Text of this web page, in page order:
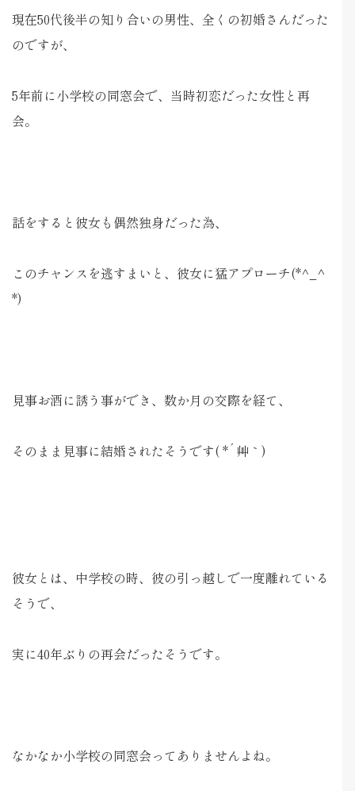
現在50代後半の知り合いの男性、全くの初婚さんだった
のですが、
5年前に小学校の同窓会で、当時初恋だった女性と再
会。
話をすると彼女も偶然独身だった為、
このチャンスを逃すまいと、彼女に猛アプローチ(*^_^
*)
見事お酒に誘う事ができ、数か月の交際を経て、
そのまま見事に結婚されたそうです( *´艸｀)
彼女とは、中学校の時、彼の引っ越しで一度離れている
そうで、
実に40年ぶりの再会だったそうです。
なかなか小学校の同窓会ってありませんよね。